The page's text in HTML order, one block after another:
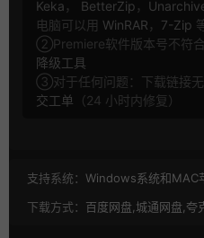
Keka ， BetterZip ，
电脑可以用 WinRAR ， 7-Zip
②Premiere软件版本号不符
降级工具
③对于任何问题：下载链接
交工单 （24 小时内修复）
支持系统： Windows系统和MAC
下载方式： 百度网盘,城通网盘,夸